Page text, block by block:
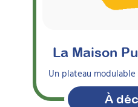
La Maison
Un plateau
À